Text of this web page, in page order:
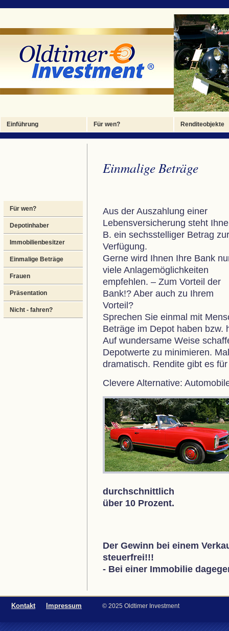
Einführung Für wen? Renditeobjekte
Für wen?
Depotinhaber
Immobilienbesitzer
Einmalige Beträge
Frauen
Präsentation
Nicht - fahren?
Einmalige Beträge
Aus der Auszahlung einer
Lebensversicherung steht
B. ein sechsstelliger Betrag zur
Verfügung.
Gerne wird Ihnen Ihre Bank
viele Anlagemöglichkeiten
empfehlen. – Zum Vorteil der
Bank!? Aber auch zu Ihrem
Vorteil?
Sprechen Sie einmal mit
Beträge im Depot haben bzw.
Auf wundersame Weise
Depotwerte zu minimieren.
dramatisch. Rendite gibt es
Clevere Alternative:
durchschnittlich
über 10 Prozent.
Der Gewinn bei einem
steuerfrei!!!
- Bei einer Immobilie
Kontakt Impressum © 2025 Oldtimer Investment